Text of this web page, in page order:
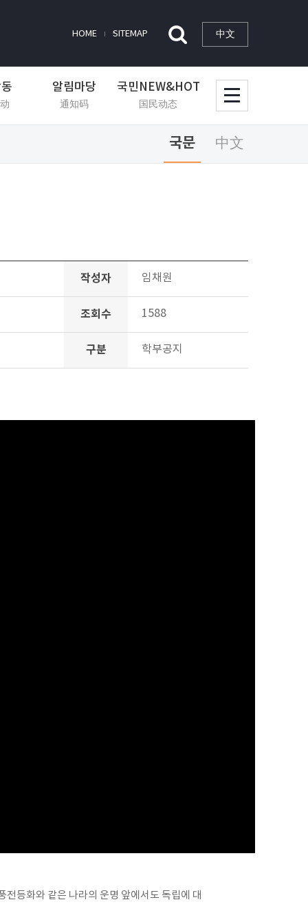
HOME SITEMAP 中文
알림마당
通知码
국민NEW&HOT
国民动态
국문 中文
작성자 임채원
조회수 1588
구분 학부공지
등화와 같은 나라의 운명 앞에서도 독립에 대